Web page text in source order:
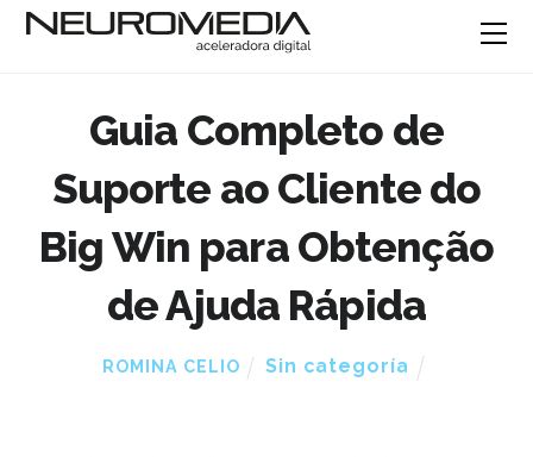
Guia Completo de
Suporte ao Cliente do
Big Win para Obtenção
de Ajuda Rápida
ROMINA CELIO Sin categoría